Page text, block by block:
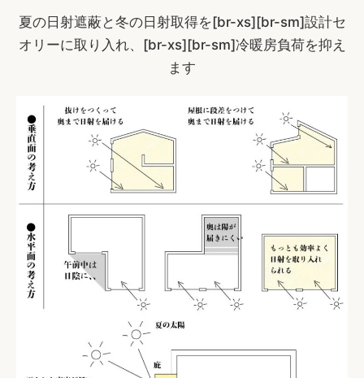
夏の日射遮蔽と冬の日射取得を[br-xs][br-sm]設計セ
オリーに取り入れ、[br-xs][br-sm]冷暖房負荷を抑え
ます